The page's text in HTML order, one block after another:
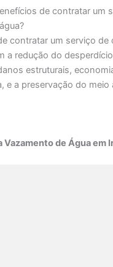
de contratar um
contratar um serviço de
a redução do
estruturais,
e a preservação do meio
Vazamento de Água em